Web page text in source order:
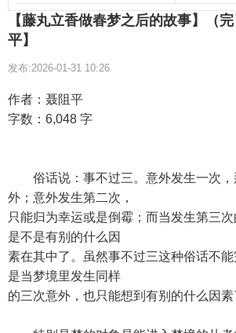
【藤丸立香做春梦之后的故事】（
平】
发布:2026-01-31 10:26
作者：聂阻平
字数：6,048 字
俗话说：事不过三。意外发生一次，
外；意外发生第二次，
只能归为幸运或是倒霉；而当发生第三
是不是有别的什么因
素在其中了。虽然事不过三这种俗话不
是当梦境里发生同样
的三次意外，也只能想到有别的什么因素